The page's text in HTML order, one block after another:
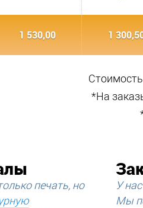
1 530,00 1
*На
печать, но
У
Мы